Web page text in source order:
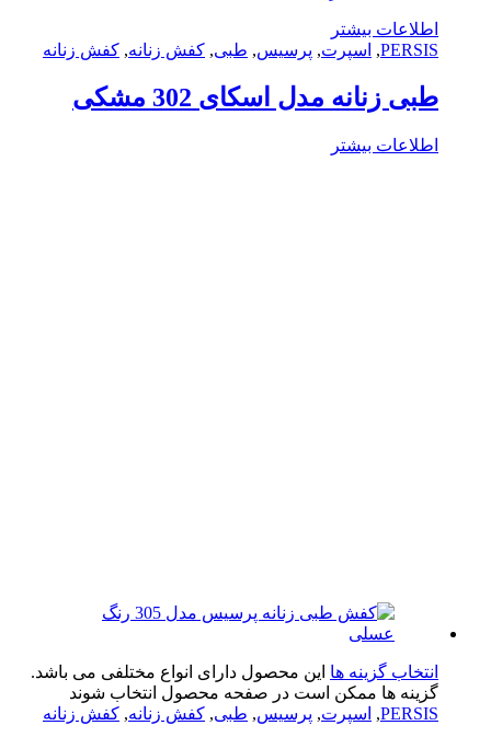
بیشتر
اسپرت,پرسیس, طبی,کفش زنانه,کفش زنانه
زنانه مدل اسکای 302 مشکی
بیشتر
گزینه ها این محصول دارای انواع مختلفی می باشد.
ها ممکن است در صفحه محصول انتخاب شوند
اسپرت,پرسیس, طبی,کفش زنانه,کفش زنانه